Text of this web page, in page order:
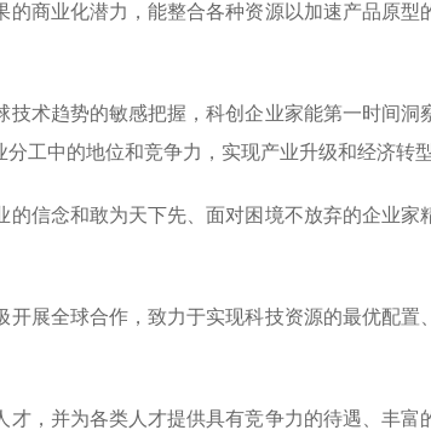
商业化潜力，能整合各种资源以加速产品原型
术趋势的敏感把握，科创企业家能第一时间洞
工中的地位和竞争力，实现产业升级和经济转型
信念和敢为天下先、面对困境不放弃的企业家
展全球合作，致力于实现科技资源的最优配置
，并为各类人才提供具有竞争力的待遇、丰富